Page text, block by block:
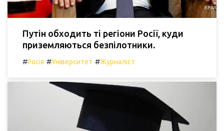
Путін обходить ті регіони Росії, куди
приземляються безпілотники.
#Росія #Університет #Журналіст